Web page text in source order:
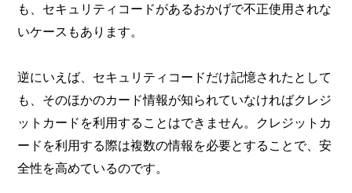
も、セキュリティコードがあるおかげで不正使用されな
いケースもあります。
逆にいえば、セキュリティコードだけ記憶されたとして
も、そのほかのカード情報が知られていなければクレジ
ットカードを利用することはできません。クレジットカ
ードを利用する際は複数の情報を必要とすることで、安
全性を高めているのです。